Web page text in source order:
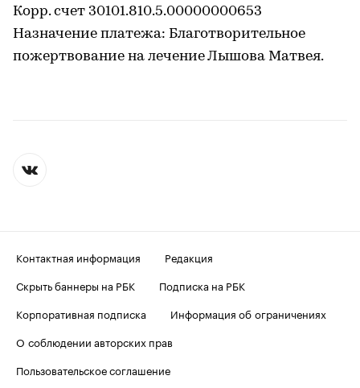
Корр. счет 30101.810.5.00000000653
Назначение платежа: Благотворительное
пожертвование на лечение Лышова Матвея.
Контактная информация
Редакция
Скрыть баннеры на РБК
Подписка на РБК
Корпоративная подписка
Информация об ограничениях
О соблюдении авторских прав
Пользовательское соглашение